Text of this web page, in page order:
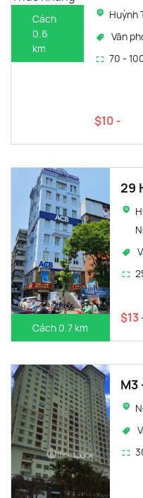
Cách
0.6
km
Huỳnh
Văn
70 -
$10 -
Cách 0.7 km
29
$13
M3